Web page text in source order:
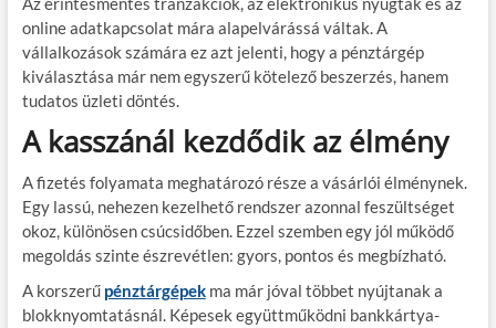
online adatkapcsolat mára alapelvárássá váltak. A
vállalkozások számára ez azt jelenti, hogy a pénztárgép
kiválasztása már nem egyszerű kötelező beszerzés, hanem
tudatos üzleti döntés.
A kasszánál kezdődik az élmény
A fizetés folyamata meghatározó része a vásárlói élménynek.
Egy lassú, nehezen kezelhető rendszer azonnal feszültséget
okoz, különösen csúcsidőben. Ezzel szemben egy jól működő
megoldás szinte észrevétlen: gyors, pontos és megbízható.
A korszerű pénztárgépekma már jóval többet nyújtanak a
blokknyomtatásnál. Képesek együttműködni bankkártya-